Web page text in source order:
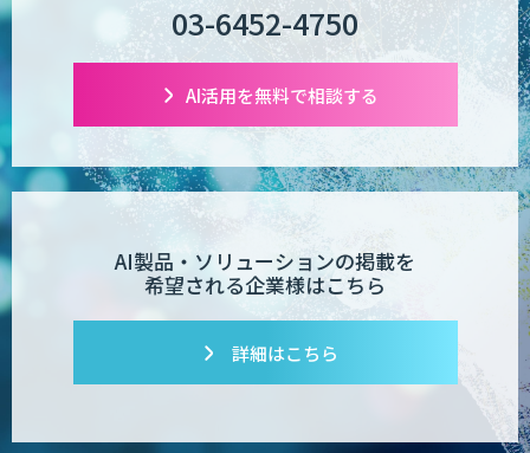
【特許調査特化】生成AI構築サービス
対話型AI×データ分析で顧客接点を革新
する
03-6452-4750
AI活用を無料で相談する
AI製品・ソリューションの掲載を
希望される企業様はこちら
詳細はこちら